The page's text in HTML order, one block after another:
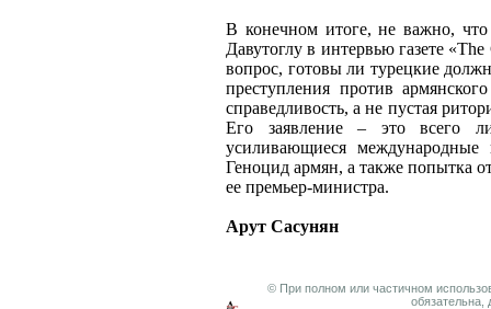
В конечном итоге, не важно,
Давутоглу в интервью газете
вопрос, готовы ли турецкие
преступления против
справедливость, а не пустая
Его заявление – это всего
усиливающиеся международные
Геноцид армян, а также попытка
ее премьер-министра.
Арут Сасунян
© При полном или частичном
обязательна,